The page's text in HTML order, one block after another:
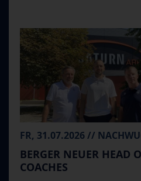
FR, 31.07.2026 //
BERGER NEUER HEAD
COACHES